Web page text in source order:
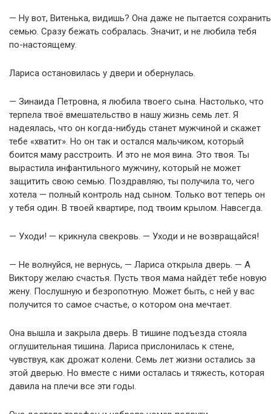
— Ну вот, Витенька, видишь? Она даже не пытается сохранить
семью. Сразу бежать собралась. Значит, и не любила тебя
по-настоящему.
Лариса остановилась у двери и обернулась.
— Зинаида Петровна, я любила твоего сына. Настолько, что
терпела твоё вмешательство в нашу жизнь семь лет. Я
надеялась, что он когда-нибудь станет мужчиной и скажет
тебе «хватит». Но он так и остался мальчиком, который
боится маму расстроить. И это не моя вина. Это твоя. Ты
вырастила инфантильного мужчину, который не может
защитить свою семью. Поздравляю, ты получила то, чего
хотела — полный контроль над сыном. Только вот теперь он
у тебя один. В твоей квартире, под твоим крылом. Навсегда.
— Уходи! — крикнула свекровь. — Уходи и не возвращайся!
— Не волнуйся, не вернусь, — Лариса открыла дверь. — А
Виктору желаю счастья. Пусть твоя мама найдёт тебе новую
жену. Послушную и безропотную. Может быть, с ней у вас
получится то самое счастье, о котором она мечтает.
Она вышла и закрыла дверь. В тишине подъезда стояла
оглушительная тишина. Лариса прислонилась к стене,
чувствуя, как дрожат колени. Семь лет жизни остались за
этой дверью. Но вместе с ними осталась и тяжесть, которая
давила на плечи все эти годы.